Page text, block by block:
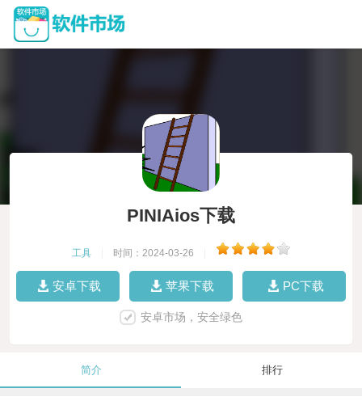
PINIAios下载
工具 时间：2024-03-26
安卓下载 苹果下载 PC下载
安卓市场，安全绿色
简介 排行